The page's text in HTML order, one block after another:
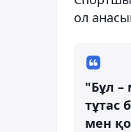
ол
"Бұл –
тұтас
мен